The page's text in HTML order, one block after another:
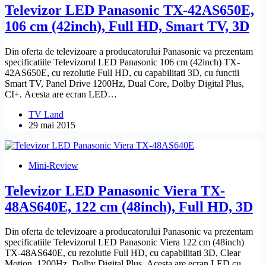
Televizor LED Panasonic TX-42AS650E,
106 cm (42inch), Full HD, Smart TV, 3D
Din oferta de televizoare a producatorului Panasonic va prezentam
specificatiile Televizorul LED Panasonic 106 cm (42inch) TX-
42AS650E, cu rezolutie Full HD, cu capabilitati 3D, cu functii
Smart TV, Panel Drive 1200Hz, Dual Core, Dolby Digital Plus,
CI+. Acesta are ecran LED…
TV Land
29 mai 2015
Mini-Review
Televizor LED Panasonic Viera TX-
48AS640E, 122 cm (48inch), Full HD, 3D
Din oferta de televizoare a producatorului Panasonic va prezentam
specificatiile Televizorul LED Panasonic Viera 122 cm (48inch)
TX-48AS640E, cu rezolutie Full HD, cu capabilitati 3D, Clear